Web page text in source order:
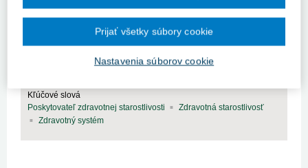
MZ SR
Medzinárodné podujatie MediFutura, organizované Ministerstvom
zdravotníctva SR, sa uskutoční 23. apríla 2026 v priestoroch
Kľúčové slová
Poskytovateľ zdravotnej starostlivosti
Zdravotná starostlivosť
Zdravotný systém
Nastavenia súborov cookie
Prijať všetky súbory cookie